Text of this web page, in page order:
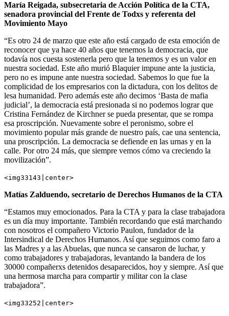
María Reigada, subsecretaria de Acción Política de la CTA,
senadora provincial del Frente de Todxs y referenta del
Movimiento Mayo
“Es otro 24 de marzo que este año está cargado de esta emoción de
reconocer que ya hace 40 años que tenemos la democracia, que
todavía nos cuesta sostenerla pero que la tenemos y es un valor en
nuestra sociedad. Este año murió Blaquier impune ante la justicia,
pero no es impune ante nuestra sociedad. Sabemos lo que fue la
complicidad de los empresarios con la dictadura, con los delitos de
lesa humanidad. Pero además este año decimos ‘Basta de mafia
judicial’, la democracia está presionada si no podemos lograr que
Cristina Fernández de Kirchner se pueda presentar, que se rompa
esa proscripción. Nuevamente sobre el peronismo, sobre el
movimiento popular más grande de nuestro país, cae una sentencia,
una proscripción. La democracia se defiende en las urnas y en la
calle. Por otro 24 más, que siempre vemos cómo va creciendo la
movilización”.
<img33143|center>
Matías Zalduendo, secretario de Derechos Humanos de la CTA
“Estamos muy emocionados. Para la CTA y para la clase trabajadora
es un día muy importante. También recordando que está marchando
con nosotros el compañero Victorio Paulon, fundador de la
Intersindical de Derechos Humanos. Así que seguimos como faro a
las Madres y a las Abuelas, que nunca se cansaron de luchar, y
como trabajadores y trabajadoras, levantando la bandera de los
30000 compañerxs detenidos desaparecidos, hoy y siempre. Así que
una hermosa marcha para compartir y militar con la clase
trabajadora”.
<img33252|center>